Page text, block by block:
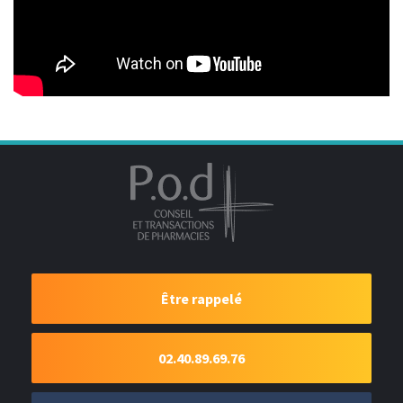
Être rappelé
02.40.89.69.76